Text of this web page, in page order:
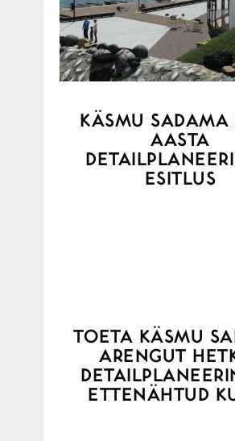
KÄSMU SADAMA
AASTA
ESITLUS
TOETA KÄSMU
ARENGUT
ETTENÄHTUD